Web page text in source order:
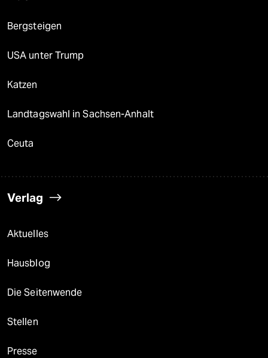
Bergsteigen
USA unter Trump
Katzen
Landtagswahl in Sachsen-Anhalt
Ceuta
Verlag
Aktuelles
Hausblog
Die Seitenwende
Stellen
Presse